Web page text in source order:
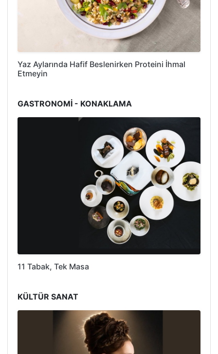
Yaz Aylarında Hafif Beslenirken Proteini İhmal
Etmeyin
GASTRONOMİ - KONAKLAMA
11 Tabak, Tek Masa
KÜLTÜR SANAT